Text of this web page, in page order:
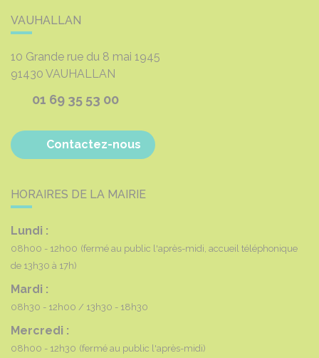
VAUHALLAN
10 Grande rue du 8 mai 1945
91430 VAUHALLAN
01 69 35 53 00
Contactez-nous
HORAIRES DE LA MAIRIE
Lundi :
08h00 - 12h00 (fermé au public l'après-midi, accueil téléphonique
de 13h30 à 17h)
Mardi :
08h30 - 12h00 13h30 - 18h30
Mercredi :
08h00 - 12h30 (fermé au public l'après-midi)